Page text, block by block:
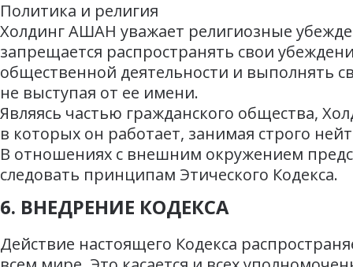
Политика и религия
Холдинг АШАН уважает религиозные
запрещается распространять свои
общественной деятельности и выполнять
не выступая от ее имени.
Являясь частью гражданского общества,
в которых он работает, занимая строго
В отношениях с внешним окружением
следовать принципам Этического Кодекса.
6. ВНЕДРЕНИЕ КОДЕКСА
Действие настоящего Кодекса